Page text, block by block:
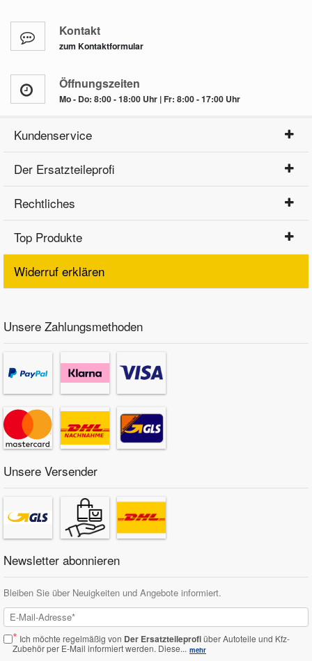
Kontakt
zum Kontaktformular
Öffnungszeiten
Mo - Do: 8:00 - 18:00 Uhr | Fr: 8:00 - 17:00 Uhr
Kundenservice
Der Ersatzteileprofi
Rechtliches
Top Produkte
Widerruf erklären
Unsere Zahlungsmethoden
Unsere Versender
Newsletter abonnieren
Bleiben Sie über Neuigkeiten und Angebote informiert.
* Ich möchte regelmäßig von Der Ersatzteileprofiüber Autoteile und Kfz-
Zubehör per E-Mail informiert werden. Diese... mehr